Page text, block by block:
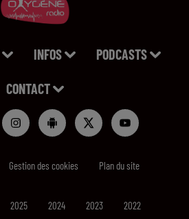
INFOS PODCASTS
CONTACT
Gestion des cookies Plan du site
2025 2024 2023 2022